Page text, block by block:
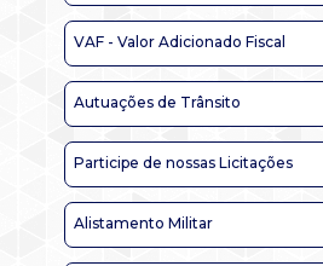
VAF - Valor Adicionado Fiscal
Autuações de Trânsito
Participe de nossas Licitações
Alistamento Militar